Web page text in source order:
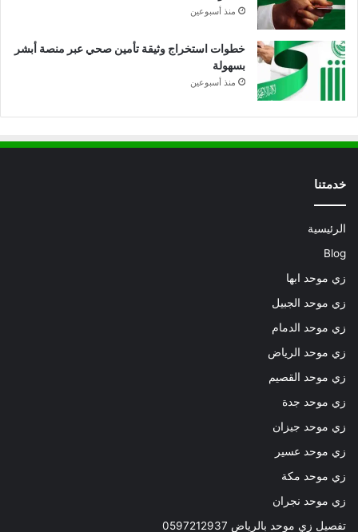
منذ أسبوعين
خطوات استخراج وثيقة تأمين صحي عبر منصة أبشر
بسهولة
منذ أسبوعين
خدمتنا
الرئيسية
Blog
زي موحد ابها
زي موحد الجبيل
زي موحد الدمام
زي موحد الرياض
زي موحد القصيم
زي موحد جدة
زي موحد جيزان
زي موحد عسير
زي موحد مكة
زي موحد نجران
تفصيل زي موحد بالرياض 0597212937